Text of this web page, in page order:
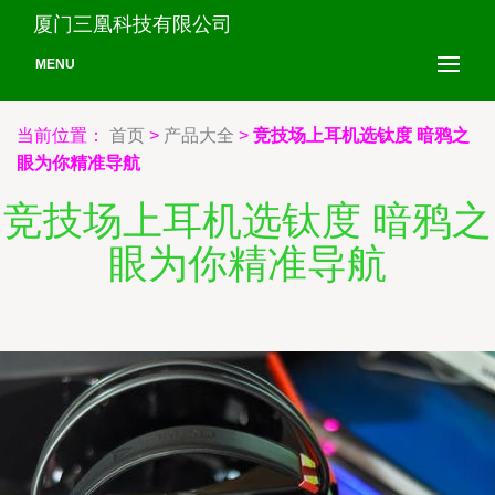
厦门三凰科技有限公司
MENU
当前位置： 首页 > 产品大全 > 竞技场上耳机选钛度 暗鸦之
眼为你精准导航
竞技场上耳机选钛度 暗鸦之
眼为你精准导航